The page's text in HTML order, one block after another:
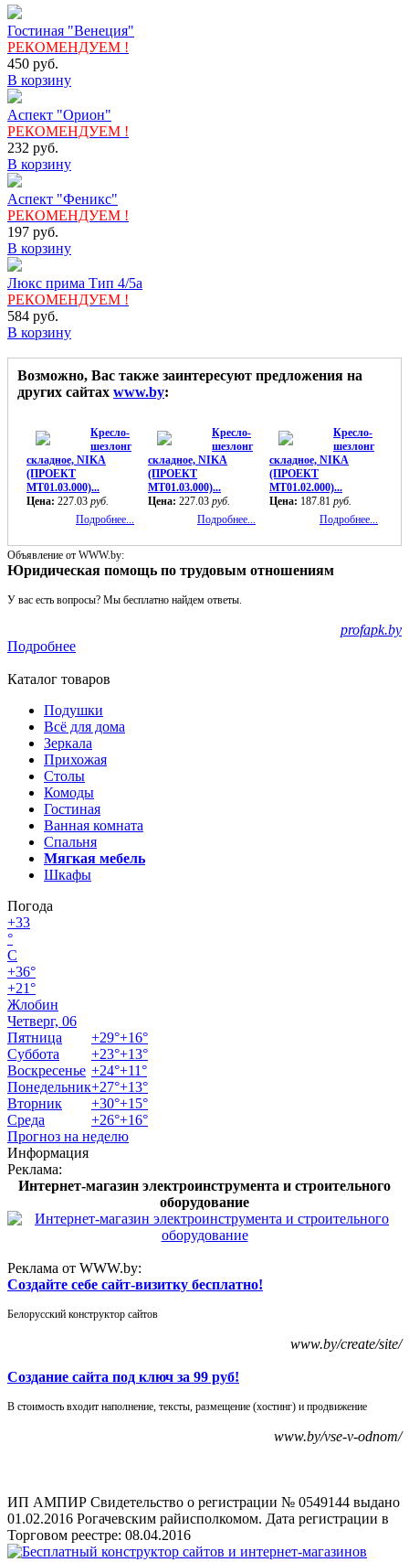
Гостиная "Венеция"
РЕКОМЕНДУЕМ !
450 руб.
В корзину
Аспект "Орион"
РЕКОМЕНДУЕМ !
232 руб.
В корзину
Аспект "Феникс"
РЕКОМЕНДУЕМ !
197 руб.
В корзину
Люкс прима Тип 4/5а
РЕКОМЕНДУЕМ !
584 руб.
В корзину
Возможно, Вас также заинтересуют предложения на
других сайтах www.by:
Кресло-
шезлонг
складное, NIKA
(ПРОЕКТ
МТ01.03.000)...
Цена: 227.03 руб.
Подробнее...
Кресло-
шезлонг
складное, NIKA
(ПРОЕКТ
МТ01.03.000)...
Цена: 227.03 руб.
Подробнее...
Кресло-
шезлонг
складное, NIKA
(ПРОЕКТ
МТ01.02.000)...
Цена: 187.81 руб.
Подробнее...
Объявление от WWW.by:
Юридическая помощь по трудовым отношениям
У вас есть вопросы? Мы бесплатно найдем ответы.
profapk.by
Подробнее
Каталог товаров
Подушки
Всё для дома
Зеркала
Прихожая
Столы
Комоды
Гостиная
Ванная комната
Спальня
Мягкая мебель
Шкафы
Погода
+33
°
C
+36°
+21°
Жлобин
Четверг, 06
Пятница
+29°+16°
Суббота
+23°+13°
Воскресенье +24°+11°
Понедельник+27°+13°
Вторник
+30°+15°
Среда
+26°+16°
Прогноз на неделю
Информация
Реклама:
Интернет-магазин электроинструмента и строительного
оборудование
Реклама от WWW.by:
Создайте себе сайт-визитку бесплатно!
Белорусский конструктор сайтов
www.by/create/site/
Создание сайта под ключ за 99 руб!
В стоимость входит наполнение, тексты, размещение (хостинг) и продвижение
www.by/vse-v-odnom/
ИП АМПИР Свидетельство о регистрации № 0549144 выдано
01.02.2016 Рогачевским райисполкомом. Дата регистрации в
Торговом реестре: 08.04.2016